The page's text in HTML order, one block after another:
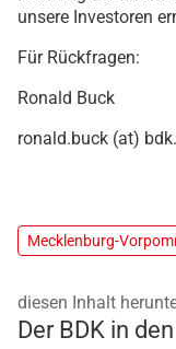
unsere Investoren
Für Rückfragen:
Ronald Buck
ronald.buck (at)
Mecklenburg-
diesen Inhalt
Der BDK in